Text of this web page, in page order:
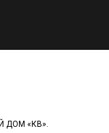
ДОМ «КВ».